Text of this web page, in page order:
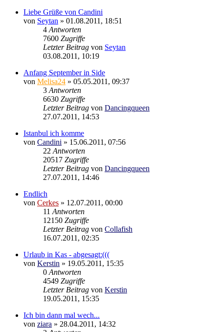
Liebe Grüße von Candini
von Seytan » 01.08.2011, 18:51
4 Antworten
7600 Zugriffe
Letzter Beitrag von Seytan
03.08.2011, 10:19
Anfang September in Side
von Melisa24 » 05.05.2011, 09:37
3 Antworten
6630 Zugriffe
Letzter Beitrag von Dancingqueen
27.07.2011, 14:53
Istanbul ich komme
von Candini » 15.06.2011, 07:56
22 Antworten
20517 Zugriffe
Letzter Beitrag von Dancingqueen
27.07.2011, 14:46
Endlich
von Cerkes » 12.07.2011, 00:00
11 Antworten
12150 Zugriffe
Letzter Beitrag von Collafish
16.07.2011, 02:35
Urlaub in Kas - abgesagt:(((
von Kerstin » 19.05.2011, 15:35
0 Antworten
4549 Zugriffe
Letzter Beitrag von Kerstin
19.05.2011, 15:35
Ich bin dann mal wech...
von ziara » 28.04.2011, 14:32